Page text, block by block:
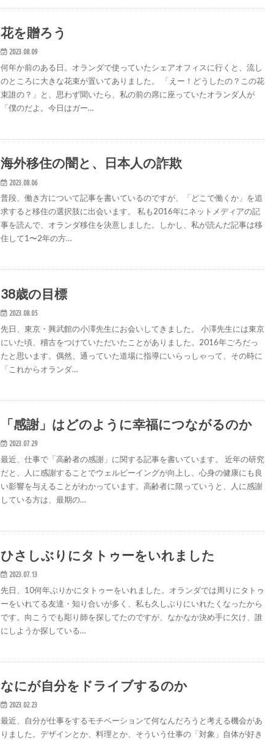
花を贈ろう
2023.08.09
何年か前のある日。オランダで使っていたシェアオフィスに行くと、流し
のところに大きな花束が置いてありました。 「えー！どうしたの？この花
束誰の？」と、思わず聞いたら、私の前の席に座っていたオランダ人が
「僕のだよ。今日はガー…
海外移住の闇と、日本人の詐欺
2023.08.06
普段、働き方について記事を書いているのですが、「どこで働くか」を追
求すると移住の選択肢に出会います。 私も2016年にネットメディアの記
事を読んで、オランダ移住を決意しました。しかし、私が読んだ記事は移
住して1〜2年の方…
38歳の目標
2023.08.05
先日、東京・興武館の小澤先生にお会いしてきました。 小澤先生には東京
にいた頃、稽古をつけていただいたことがありました。2016年ごろだっ
たと思います。偶然、通っていた道場に指導にいらっしゃって、その時に
「これからオランダ…
「感謝」はどのように幸福につながるのか
2023.07.29
最近、仕事で「高齢者の感謝」に関する記事を書いています。 近年の研究
だと、人に感謝することでウェルビーイングが向上し、心身の健康にも良
い影響を与えることがわかっています。高齢者に限っていうと、人に感謝
している方は、最期の…
ひさしぶりにタトゥーをいれました
2023.07.13
先日、10何年ぶりかにタトゥーをいれました。オランダでは周りにタトゥ
ーをいれてる友達・知り合いが多く、私も久しぶりにいれたくなったから
です。向こうでも彫り師を探してたのですが、なかなか決め手に欠け、誰
にしようか探している…
なにが自分をドライブするのか
2023.02.23
最近、自分が仕事をするモチベーションて何なんだろうと考える機会があ
りました。デザインとか、料理とか、そういう仕事の「対象」自体が好き